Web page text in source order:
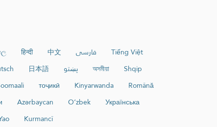
हिन्दी 中文 فارسی
Tiếng Việt
日本語 پښتو অসমীয়া
Shqip
тоҷикӣ Kinyarwanda
Română
Azərbaycan O‘zbek
Українська
Kurmancî